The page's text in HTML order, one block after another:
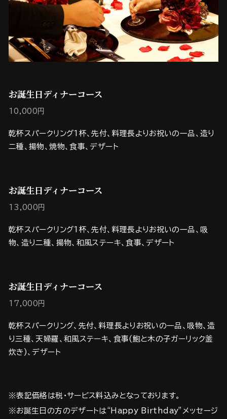
お誕生日ディナーコース
10,000円
乾杯スパークリング1杯、先付、料理長よりお祝いの一品、造り
二種、揚物、焼物、食事、デザート
お誕生日ディナーコース
13,000円
乾杯スパークリング1杯、先付、料理長よりお祝いの一品、吸
物、造り二種、揚物、和風ステーキ、食事、デザート
お誕生日ディナーコース
17,000円
乾杯スパークリング、先付、料理長よりお祝いの一品、吸物、造
り三種、天婦羅、和風ステーキ、食事(鮑と木の子ガーリック釜
炊き)、デザート
※表記価格は税・サービス料込みとなっております。
※お誕生日の方のデザートは“Happy Birthday”メッセージ